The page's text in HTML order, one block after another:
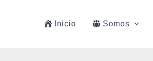
Inicio Somos